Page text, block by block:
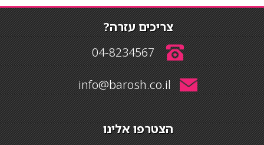
צריכים עזרה?
04-8234567
info@barosh.co.il
הצטרפו אלינו